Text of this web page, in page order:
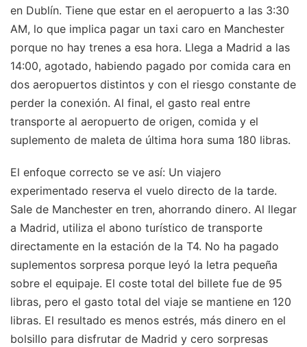
en Dublín. Tiene que estar en el aeropuerto a las 3:30
AM, lo que implica pagar un taxi caro en Manchester
porque no hay trenes a esa hora. Llega a Madrid a las
14:00, agotado, habiendo pagado por comida cara en
dos aeropuertos distintos y con el riesgo constante de
perder la conexión. Al final, el gasto real entre
transporte al aeropuerto de origen, comida y el
suplemento de maleta de última hora suma 180 libras.
El enfoque correcto se ve así: Un viajero
experimentado reserva el vuelo directo de la tarde.
Sale de Manchester en tren, ahorrando dinero. Al llegar
a Madrid, utiliza el abono turístico de transporte
directamente en la estación de la T4. No ha pagado
suplementos sorpresa porque leyó la letra pequeña
sobre el equipaje. El coste total del billete fue de 95
libras, pero el gasto total del viaje se mantiene en 120
libras. El resultado es menos estrés, más dinero en el
bolsillo para disfrutar de Madrid y cero sorpresas